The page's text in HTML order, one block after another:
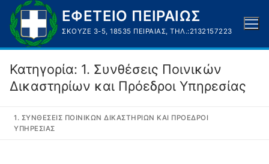
Μετάβαση
στο
περιεχόμενο
ΕΦΕΤΕΙΟ ΠΕΙΡΑΙΩΣ
ΣΚΟΥΖΈ 3-5, 18535 ΠΕΙΡΑΙΆΣ, ΤΗΛ.:2132157223
Κατηγορία: 1. Συνθέσεις Ποινικών
Δικαστηρίων και Πρόεδροι Υπηρεσίας
1. ΣΥΝΘΈΣΕΙΣ ΠΟΙΝΙΚΏΝ ΔΙΚΑΣΤΗΡΊΩΝ ΚΑΙ ΠΡΌΕΔΡΟΙ
ΥΠΗΡΕΣΊΑΣ